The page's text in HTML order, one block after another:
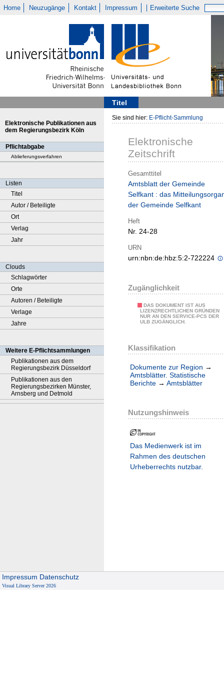
Home Neuzugänge Kontakt Impressum Erweiterte Suche
Titel
Elektronische Publikationen aus
dem Regierungsbezirk Köln
Pflichtabgabe
Ablieferungsverfahren
Listen
Titel
Autor / Beteiligte
Ort
Verlag
Jahr
Clouds
Schlagwörter
Orte
Autoren / Beteiligte
Verlage
Jahre
Weitere E-Pflichtsammlungen
Publikationen aus dem
Regierungsbezirk Düsseldorf
Publikationen aus den
Regierungsbezirken Münster,
Arnsberg und Detmold
Sie sind hier: E-Pflicht-Sammlung
Elektronische
Zeitschrift
Gesamttitel
Amtsblatt der Gemeinde
Selfkant : das
der Gemeinde Selfkant
Heft
Nr. 24-28
URN
urn:nbn:de:hbz:5:2-722224
Zugänglichkeit
DAS DOKUMENT IST AUS
LIZENZRECHTLICHEN GRÜNDEN
NUR AN DEN SERVICE-PCS DER
ULB ZUGÄNGLICH.
Klassifikation
Dokumente zur Region →
Amtsblätter. Statistische
Berichte → Amtsblätter
Nutzungshinweis
Das Medienwerk ist im
Rahmen des deutschen
Urheberrechts nutzbar.
Impressum Datenschutz
Visual Library Server 2026